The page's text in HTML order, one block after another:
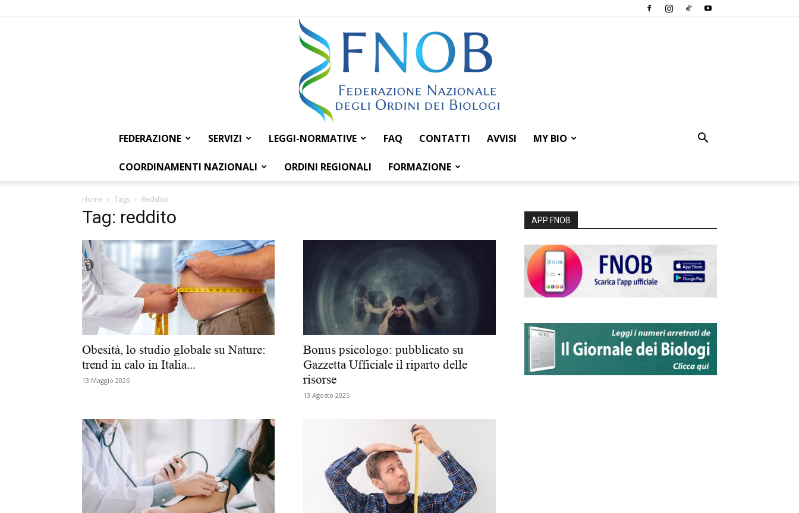
Federazione
Nazionale
degli
dei
FEDERAZIONE SERVIZI LEGGI-NORMATIVE FAQ CONTATTI AVVISI MY BIO
COORDINAMENTI NAZIONALI ORDINI REGIONALI FORMAZIONE
Home Tags Reddito
Tag: reddito
Obesità, lo studio globale su Nature:
trend in calo in Italia...
13 Maggio 2026
Bonus psicologo: pubblicato su
Gazzetta Ufficiale il riparto delle
risorse
13 Agosto 2025
APP FNOB